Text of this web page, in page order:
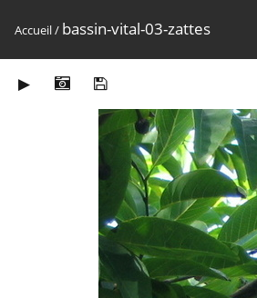
Accueil/ bassin-vital-03-zattes